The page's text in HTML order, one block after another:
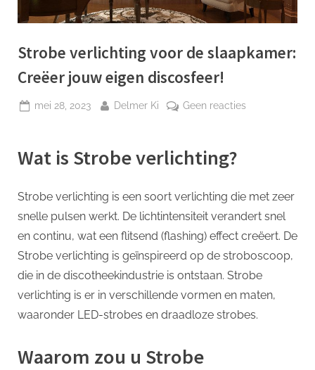
Strobe verlichting voor de slaapkamer:
Creëer jouw eigen discosfeer!
Geplaatst
mei 28, 2023 Door
Delmer Ki Geen reactiesop
Creëer
jouw
eigen
discosfeer!
Wat is Strobe verlichting?
Strobe verlichting is een soort verlichting die met zeer
snelle pulsen werkt. De lichtintensiteit verandert snel
en continu, wat een flitsend (flashing) effect creëert. De
Strobe verlichting is geïnspireerd op de stroboscoop,
die in de discotheekindustrie is ontstaan. Strobe
verlichting is er in verschillende vormen en maten,
waaronder LED-strobes en draadloze strobes.
Waarom zou u Strobe